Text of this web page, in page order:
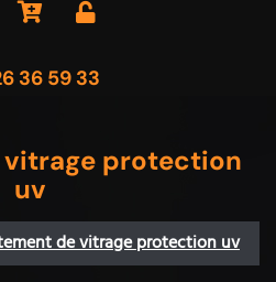
36 59 33
protection
uv
de vitrage protection uv